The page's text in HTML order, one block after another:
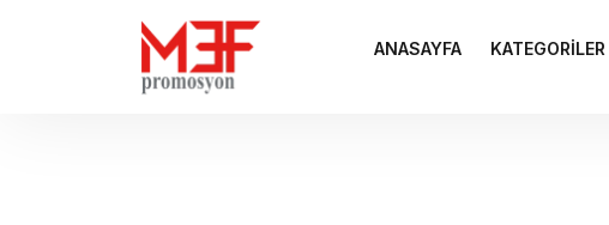
ANASAYFA KATEGORİLER